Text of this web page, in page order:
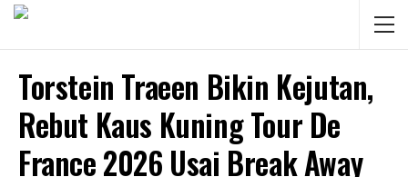
Torstein Traeen Bikin Kejutan,
Rebut Kaus Kuning Tour De
France 2026 Usai Break Away